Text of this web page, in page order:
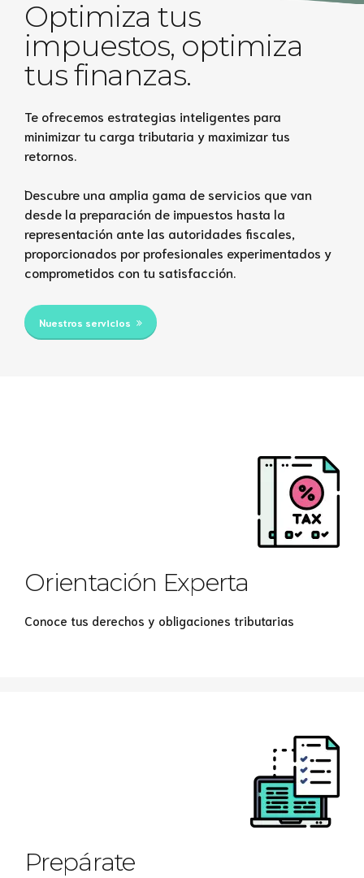
Optimiza tus
impuestos, optimiza
tus finanzas.
Te ofrecemos estrategias inteligentes para
minimizar tu carga tributaria y maximizar tus
retornos.
Descubre una amplia gama de servicios que van
desde la preparación de impuestos hasta la
representación ante las autoridades fiscales,
proporcionados por profesionales experimentados y
comprometidos con tu satisfacción.
Nuestros servicios
Orientación Experta
Conoce tus derechos y obligaciones tributarias
Prepárate